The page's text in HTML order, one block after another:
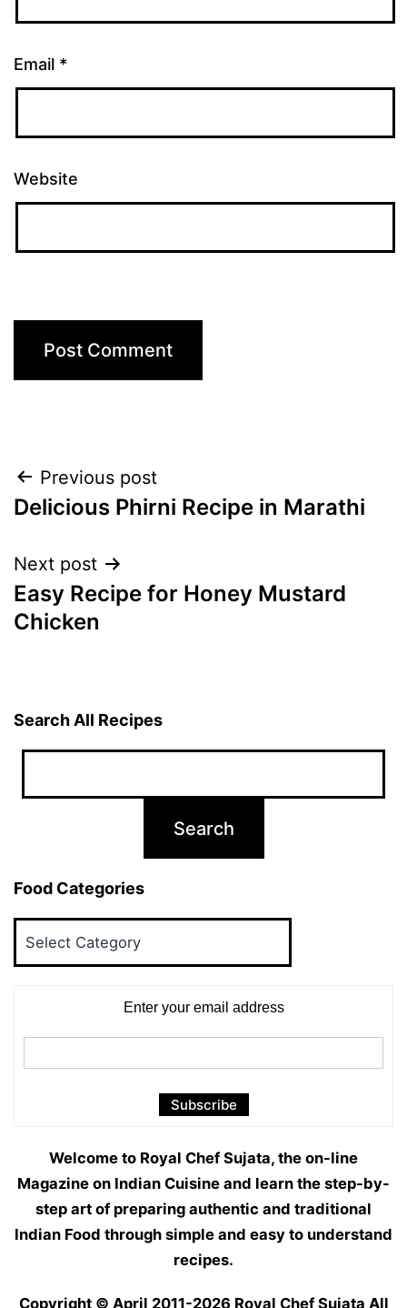
Email *
Website
Post
navigation
Previous post
Delicious Phirni Recipe in Marathi
Next post
Easy Recipe for Honey Mustard
Chicken
Search All Recipes
Food Categories
Enter your email address
Welcome to Royal Chef Sujata, the on-line
Magazine on Indian Cuisine and learn the step-by-
step art of preparing authentic and traditional
Indian Food through simple and easy to understand
recipes.
Copyright © April 2011-2026 Royal Chef Sujata All